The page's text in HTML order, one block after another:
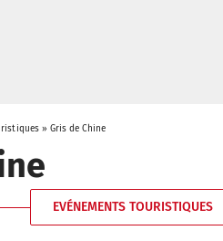
»Gris de Chine
EVÉNEMENTS TOURISTIQUES